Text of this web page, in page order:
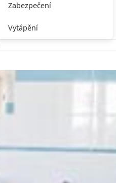
Zabezpečení
Vytápění